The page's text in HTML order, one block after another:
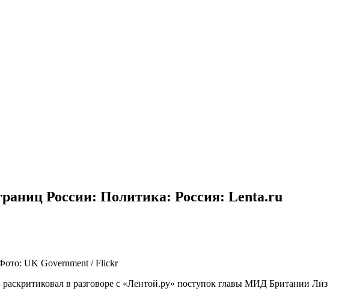
России: Политика: Россия: Lenta.ru
UK Government / Flickr
в разговоре с «Лентой.ру» поступок главы МИД Британии Лиз